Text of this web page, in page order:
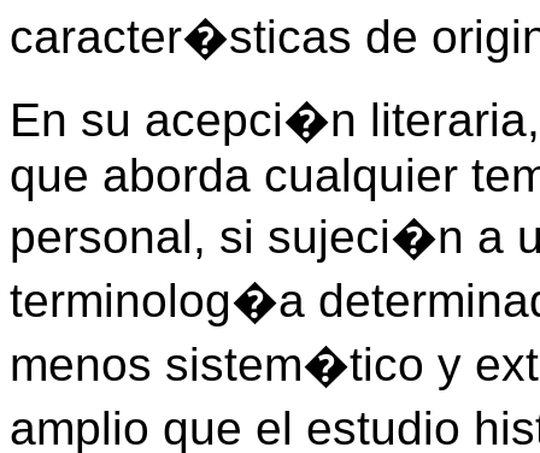
caracter�sticas de
En su acepci�n
que aborda cualquier
personal, si sujeci�n a
terminolog�a
menos sistem�tico y
amplio que el estudio